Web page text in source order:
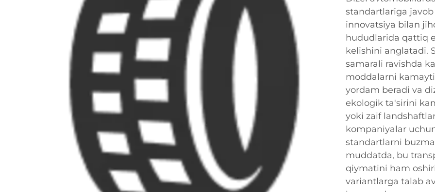
standartlariga
innovatsiya bilan
hududlarida qattiq
kelishini anglatadi.
samarali ravishda
moddalarni
yordam beradi va
ekologik ta'sirini
yoki zaif
kompaniyalar
standartlarni
muddatda, bu
qiymatini ham
variantlarga talab